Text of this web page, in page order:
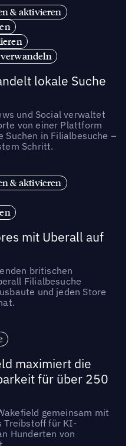
& aktivieren
lokale Suche
und Social verwaltet
von einer Plattform
Suchen in Filialbesuche –
Schritt.
& aktivieren
mit Uberall auf
britischen
Filialbesuche
und jeden Store
maximiert die
für über 250
gemeinsam mit
Treibstoff für KI-
Hunderten von